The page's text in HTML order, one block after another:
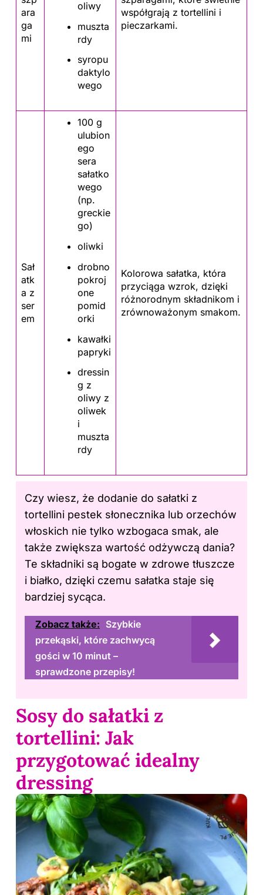
ara
ga
mi
oliwy
muszta
rdy
syropu
daktylo
wego
współgrają z tortellini i
pieczarkami.
Sał
atk
a z
ser
em
100 g
ulubion
ego
sera
sałatko
wego
(np.
greckie
go)
oliwki
drobno
pokroj
one
pomid
orki
kawałki
papryki
dressin
g z
oliwy z
oliwek
i
muszta
rdy
Kolorowa sałatka, która
przyciąga wzrok, dzięki
różnorodnym składnikom i
zrównoważonym smakom.
Czy wiesz, że dodanie do sałatki z
tortellini pestek słonecznika lub orzechów
włoskich nie tylko wzbogaca smak, ale
także zwiększa wartość odżywczą dania?
Te składniki są bogate w zdrowe tłuszcze
i białko, dzięki czemu sałatka staje się
bardziej sycąca.
Zobacz także: Szybkie
przekąski, które zachwycą
gości w 10 minut –
sprawdzone przepisy!
Sosy do sałatki z
tortellini: Jak
przygotować idealny
dressing